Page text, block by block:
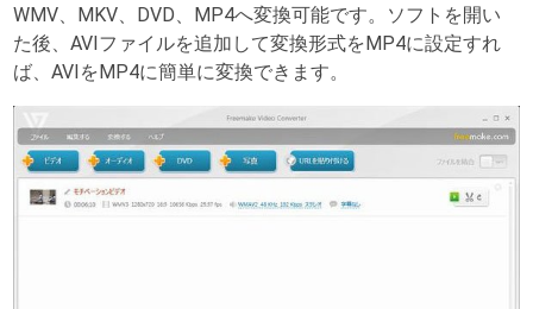
WMV、MKV、DVD、MP4へ変換可能です。ソフトを開い
た後、AVIファイルを追加して変換形式をMP4に設定すれ
ば、AVIをMP4に簡単に変換できます。